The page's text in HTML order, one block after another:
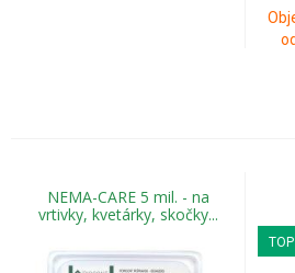
NEMA-CARE 5 mil. - na
vrtivky, kvetárky, skočky...